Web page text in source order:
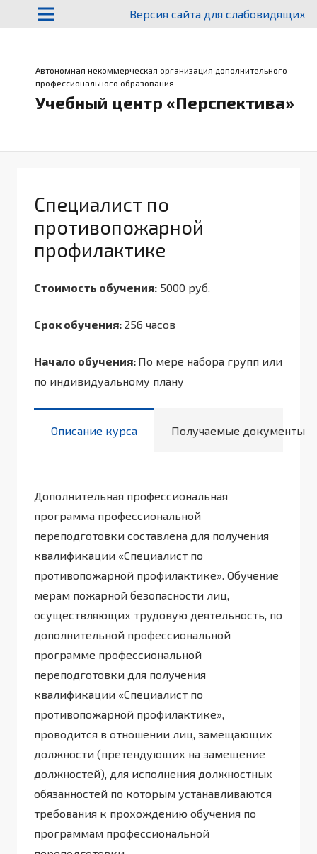
Версия сайта для слабовидящих
Автономная некоммерческая организация дополнительного
профессионального образования
Учебный центр «Перспектива»
Специалист по
противопожарной
профилактике
Стоимость обучения: 5000 руб.
Срок обучения: 256 часов
Начало обучения: По мере набора групп или
по индивидуальному плану
Описание курса Получаемые документы
Дополнительная профессиональная
программа профессиональной
переподготовки составлена для получения
квалификации «Специалист по
противопожарной профилактике». Обучение
мерам пожарной безопасности лиц,
осуществляющих трудовую деятельность, по
дополнительной профессиональной
программе профессиональной
переподготовки для получения
квалификации «Специалист по
противопожарной профилактике»,
проводится в отношении лиц, замещающих
должности (претендующих на замещение
должностей), для исполнения должностных
обязанностей по которым устанавливаются
требования к прохождению обучения по
программам профессиональной